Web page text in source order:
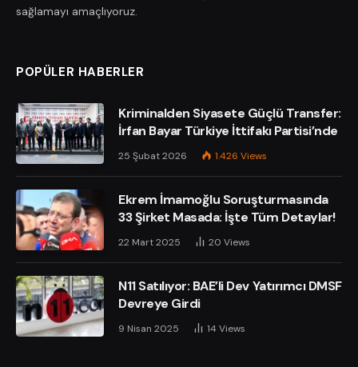
sağlamayı amaçlıyoruz.
POPÜLER HABERLER
Kriminalden Siyasete Güçlü Transfer:
İrfan Bayar Türkiye İttifakı Partisi’nde
25 Şubat 2026 1.426 Views
Ekrem İmamoğlu Soruşturmasında
33 Şirket Masada: İşte Tüm Detaylar!
22 Mart 2025 20 Views
N11 Satılıyor: BAE’li Dev Yatırımcı DMSF
Devreye Girdi
9 Nisan 2025 14 Views